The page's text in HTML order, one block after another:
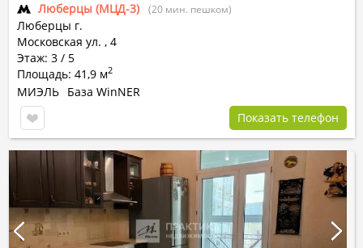
Люберцы (МЦД-3) (20 мин. пешком)
Люберцы г.
Московская ул. , 4
Этаж: 3 / 5
Площадь: 41,9 м2
МИЭЛЬ База WinNER
Показать телефон